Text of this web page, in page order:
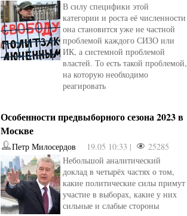
В силу специфики этой
категории и роста её численности
она становится уже не частной
проблемой каждого СИЗО или
ИК, а системной проблемой
властей. То есть такой проблемой,
на которую необходимо
реагировать
Особенности предвыборного сезона 2023 в
Москве
Петр Милосердов 19.05 10:33 |
25285
Небольшой аналитический
доклад в четырёх частях о том,
какие политические силы примут
участие в выборах, какие у них
сильные и слабые стороны